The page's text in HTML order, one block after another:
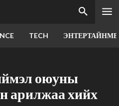
TECH
оюуны
арилжаа хийх